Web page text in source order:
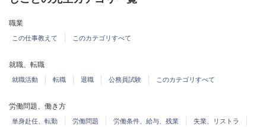
職業
この仕事教えて このカテゴリすべて
就職、転職
就職活動 転職 退職 公務員試験 このカテゴリすべて
労働問題、働き方
単身赴任、転勤 労働問題 労働条件、給与、残業
失業、リストラ